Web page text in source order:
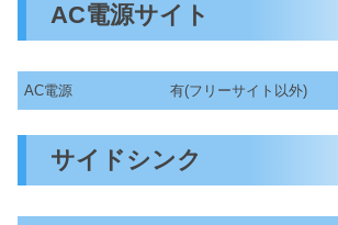
AC電源サイト
AC電源 有(フリーサイト以外)
サイドシンク